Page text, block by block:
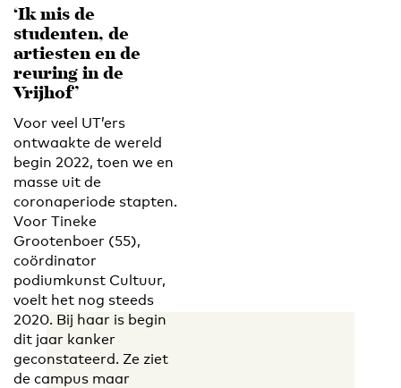
‘Ik mis de
studenten, de
artiesten en de
reuring in de
Vrijhof’
Voor veel UT’ers
ontwaakte de wereld
begin 2022, toen we en
masse uit de
coronaperiode stapten.
Voor Tineke
Grootenboer (55),
coördinator
podiumkunst Cultuur,
voelt het nog steeds
2020. Bij haar is begin
dit jaar kanker
geconstateerd. Ze ziet
de campus maar